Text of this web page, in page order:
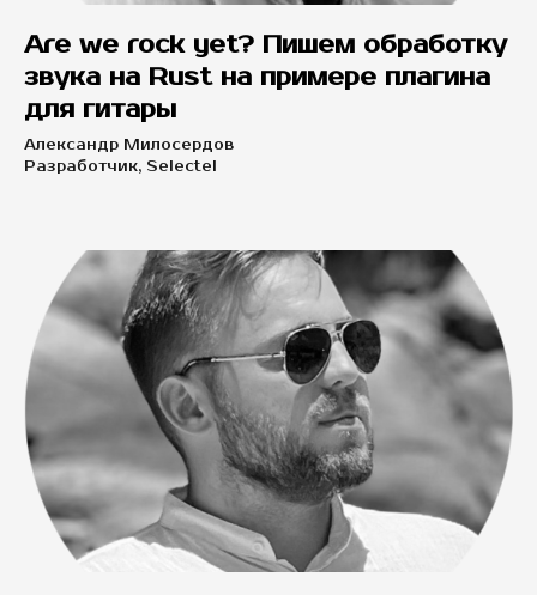
Are we rock yet? Пишем обработку
звука на Rust на примере плагина
для гитары
Александр Милосердов
Разработчик, Selectel